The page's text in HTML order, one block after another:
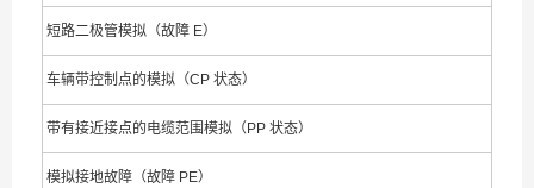
短路二极管模拟（故障 E）
车辆带控制点的模拟（CP 状态）
带有接近接点的电缆范围模拟（PP 状态）
模拟接地故障（故障 PE）